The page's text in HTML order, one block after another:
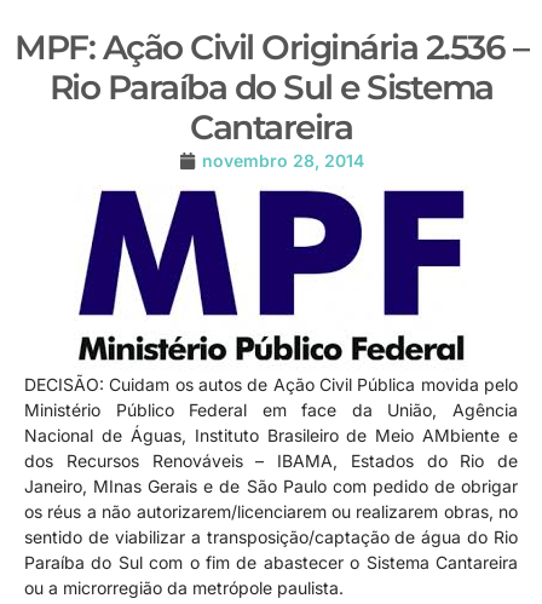
MPF: Ação Civil Originária 2.536 –
Rio Paraíba do Sul e Sistema
Cantareira
novembro 28, 2014
DECISÃO: Cuidam os autos de Ação Civil Pública movida pelo
Ministério Público Federal em face da União, Agência
Nacional de Águas, Instituto Brasileiro de Meio AMbiente e
dos Recursos Renováveis – IBAMA, Estados do Rio de
Janeiro, MInas Gerais e de São Paulo com pedido de obrigar
os réus a não autorizarem/licenciarem ou realizarem obras, no
sentido de viabilizar a transposição/captação de água do Rio
Paraíba do Sul com o fim de abastecer o Sistema Cantareira
ou a microrregião da metrópole paulista.